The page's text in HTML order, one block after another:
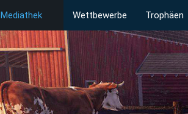
Mediathek Wettbewerbe Trophäen